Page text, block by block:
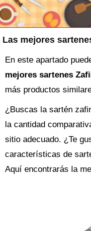
Las mejores
En este apartado
mejores sartenes
más productos
¿Buscas la sartén
la cantidad
sitio adecuado. ¿Te
características de
Aquí encontrarás la